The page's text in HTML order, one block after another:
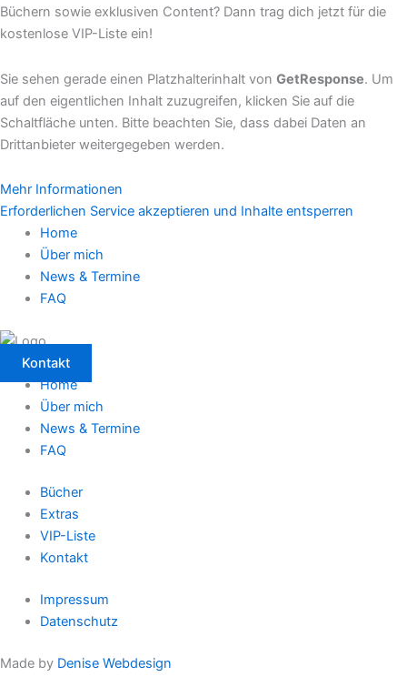
Büchern sowie exklusiven Content? Dann trag dich jetzt für die
kostenlose VIP-Liste ein!
Sie sehen gerade einen Platzhalterinhalt von GetResponse. Um
auf den eigentlichen Inhalt zuzugreifen, klicken Sie auf die
Schaltfläche unten. Bitte beachten Sie, dass dabei Daten an
Drittanbieter weitergegeben werden.
Mehr Informationen
Erforderlichen Service akzeptieren und Inhalte entsperren
Home
Über mich
News & Termine
FAQ
Kontakt
Home
Über mich
News & Termine
FAQ
Bücher
Extras
VIP-Liste
Kontakt
Impressum
Datenschutz
Made by Denise Webdesign